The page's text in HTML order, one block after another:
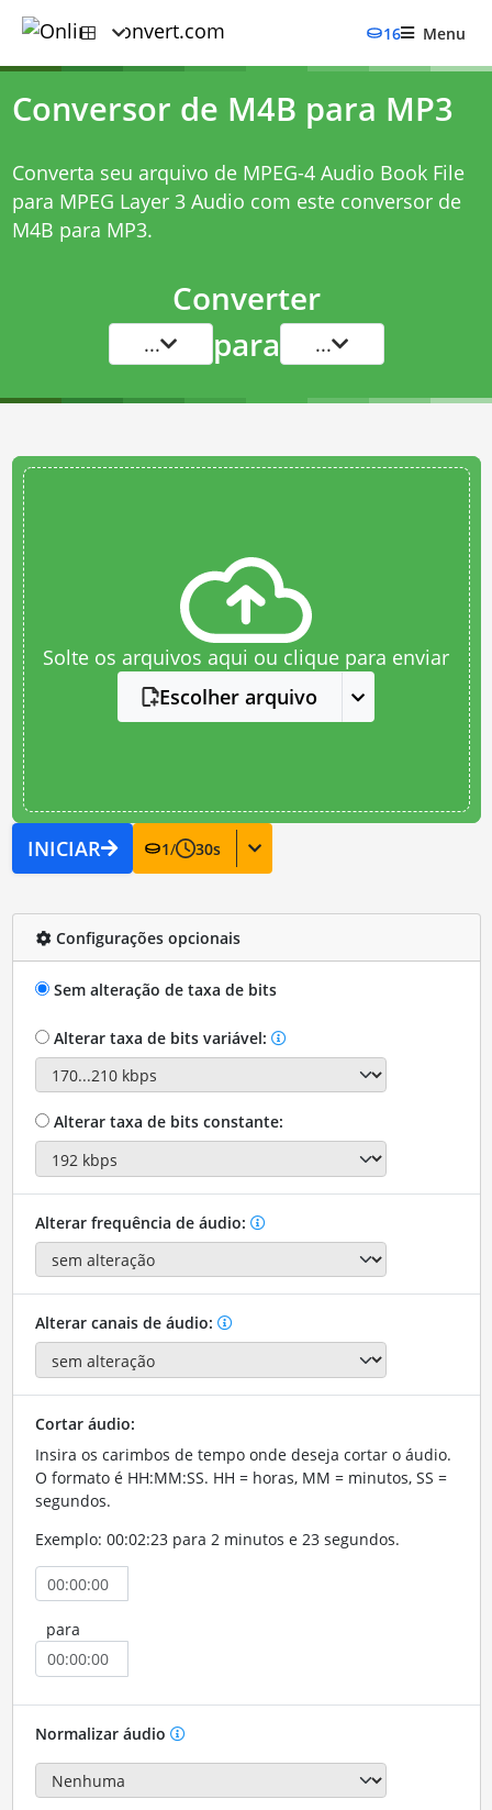
16 Menu
Conversor de M4B para MP3
Converta seu arquivo de MPEG-4 Audio Book File
para MPEG Layer 3 Audio com este conversor de
M4B para MP3.
Converter
... para ...
Solte os arquivos aqui ou clique para enviar
Escolher arquivo
INICIAR 1/ 30s
Configurações opcionais
Sem alteração de taxa de bits
Alterar taxa de bits variável:
Alterar taxa de bits constante:
Alterar frequência de áudio:
Alterar canais de áudio:
Cortar áudio:
Insira os carimbos de tempo onde deseja cortar o áudio.
O formato é HH:MM:SS. HH = horas, MM = minutos, SS =
segundos.
Exemplo: 00:02:23 para 2 minutos e 23 segundos.
para
Normalizar áudio